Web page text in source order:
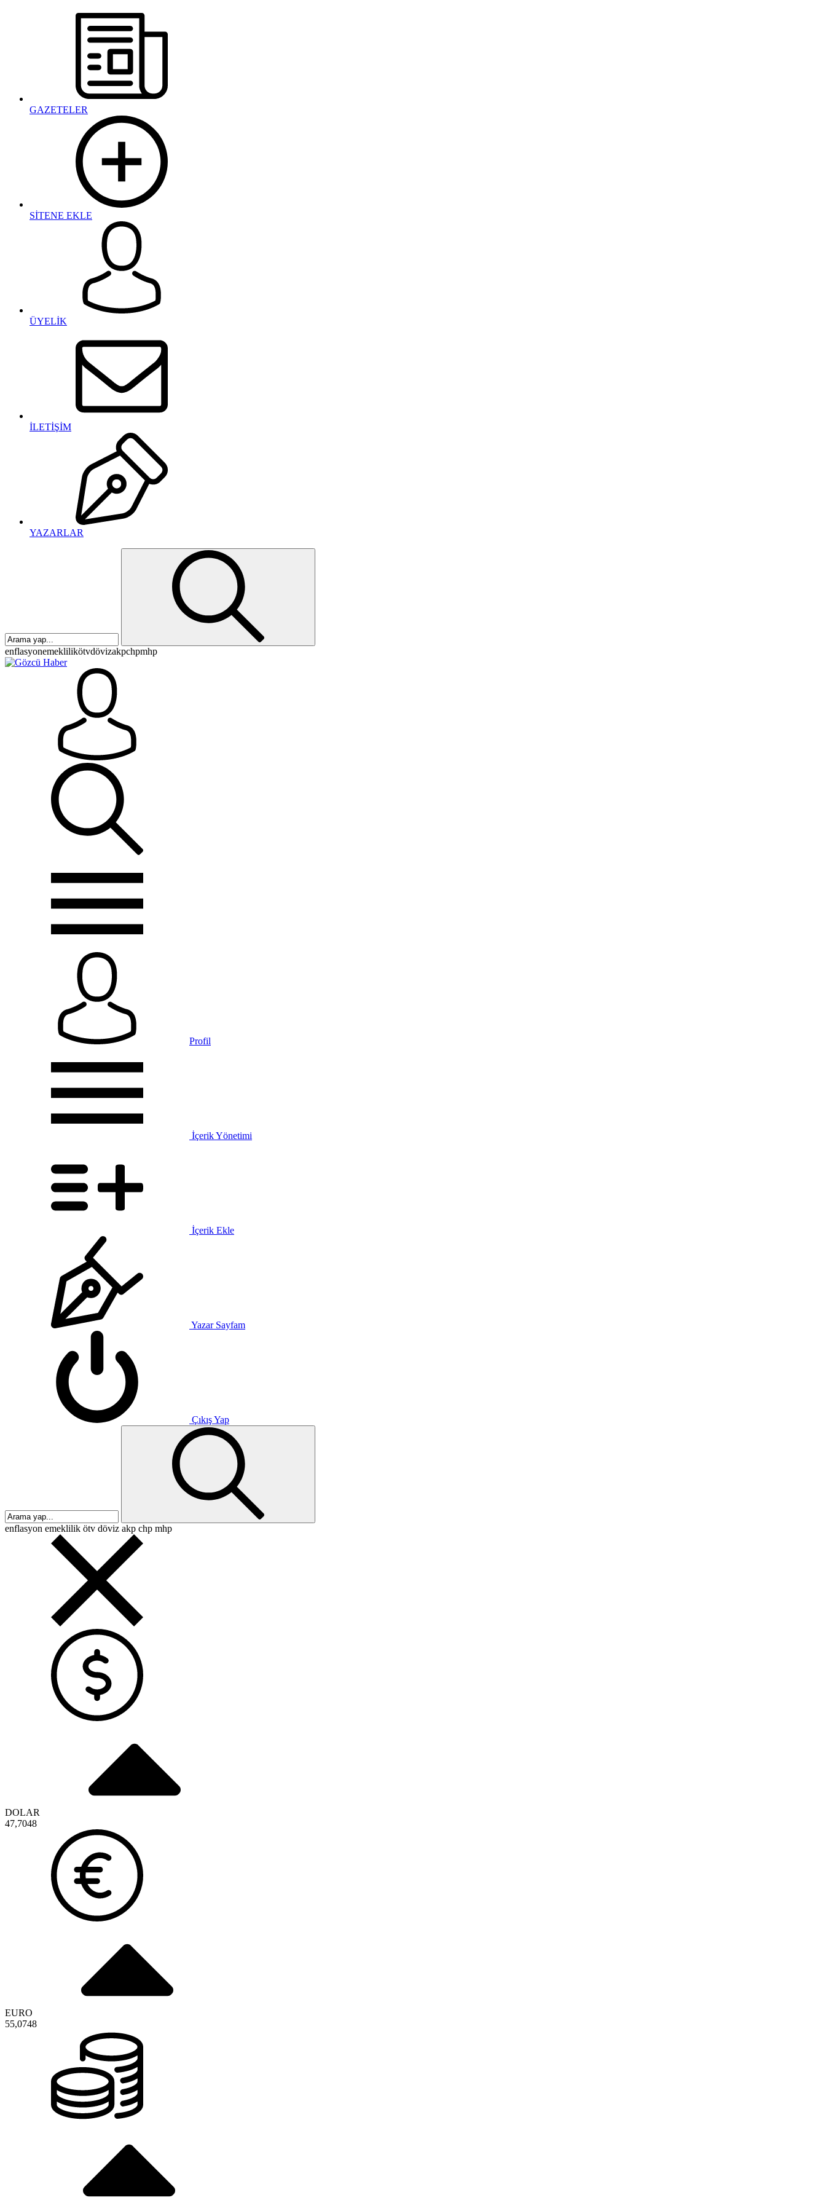
GAZETELER
SİTENE EKLE
ÜYELİK
İLETİŞİM
YAZARLAR
enflasyonemeklilikötvdövizakpchpmhp
Profil
İçerik Yönetimi
İçerik Ekle
Yazar Sayfam
Çıkış Yap
enflasyon emeklilik ötv döviz akp chp mhp
DOLAR
47,7048
EURO
55,0748